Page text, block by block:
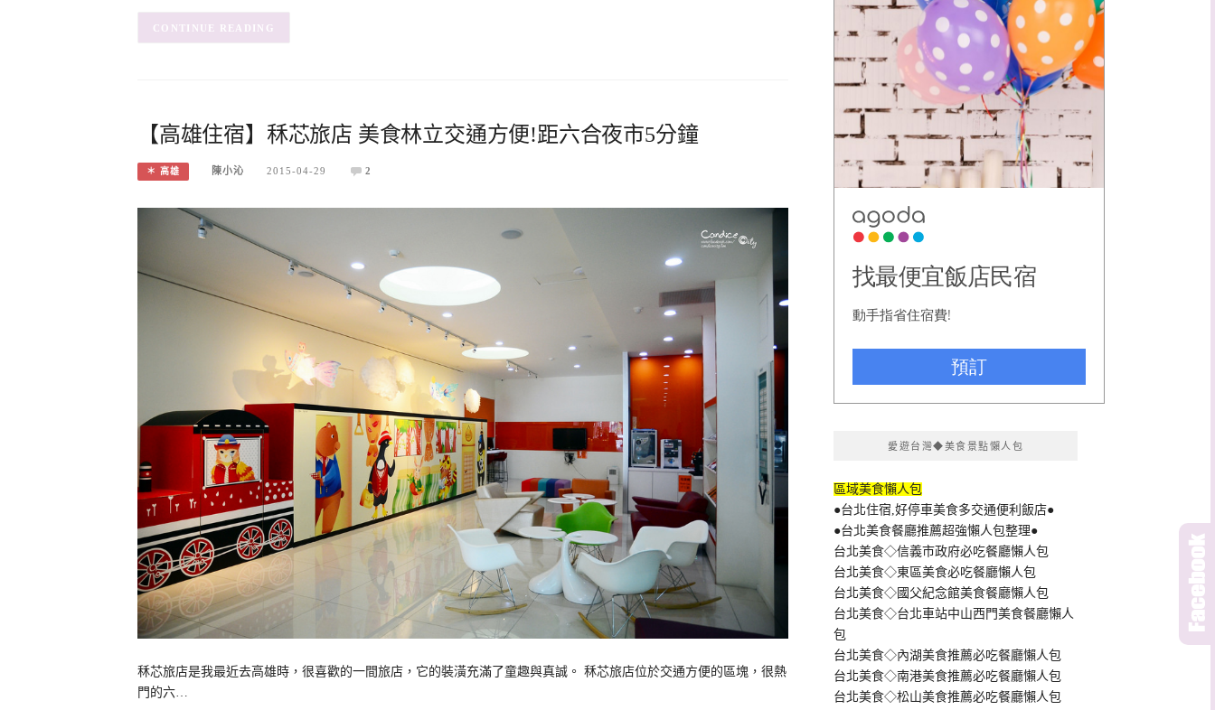
CONTINUE READING
【高雄住宿】秝芯旅店 美食林立交通方便!距六合夜市5分鐘
＊ 高雄 陳小沁 2015-04-29 2
秝芯旅店是我最近去高雄時，很喜歡的一間旅店，它的裝潢充滿了童趣與真誠。 秝芯旅店位於交通方便的區塊，很熱
門的六…
愛遊台灣◆美食景點懶人包
區域美食懶人包
●台北住宿,好停車美食多交通便利飯店●
●台北美食餐廳推薦超強懶人包整理●
台北美食◇信義市政府必吃餐廳懶人包
台北美食◇東區美食必吃餐廳懶人包
台北美食◇國父紀念館美食餐廳懶人包
台北美食◇台北車站中山西門美食餐廳懶人
包
台北美食◇內湖美食推薦必吃餐廳懶人包
台北美食◇南港美食推薦必吃餐廳懶人包
台北美食◇松山美食推薦必吃餐廳懶人包